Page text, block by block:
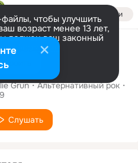
Войти
чтобы улучшить
возраст менее 13 лет,
должен ваш законный
информации
Día
Grun
Альтернативный рок
Слушать